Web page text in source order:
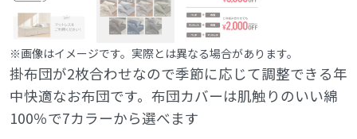
※画像はイメージです。実際とは異なる場合があります。
掛布団が2枚合わせなので季節に応じて調整できる年
中快適なお布団です。布団カバーは肌触りのいい綿
100％で7カラーから選べます